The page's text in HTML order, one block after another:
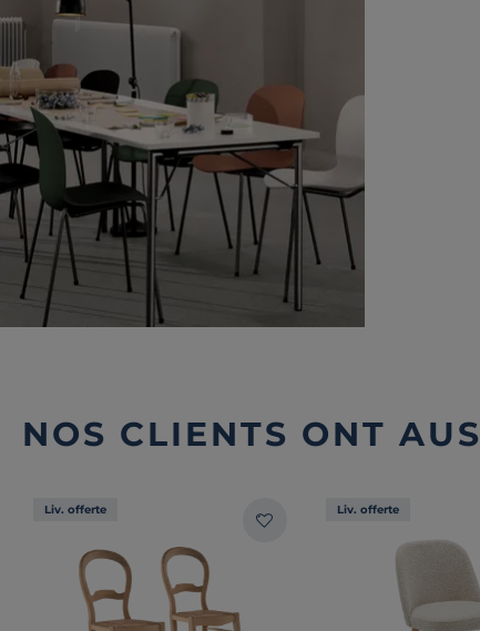
NOS CLIENTS ONT
Liv. offerte Liv. offerte